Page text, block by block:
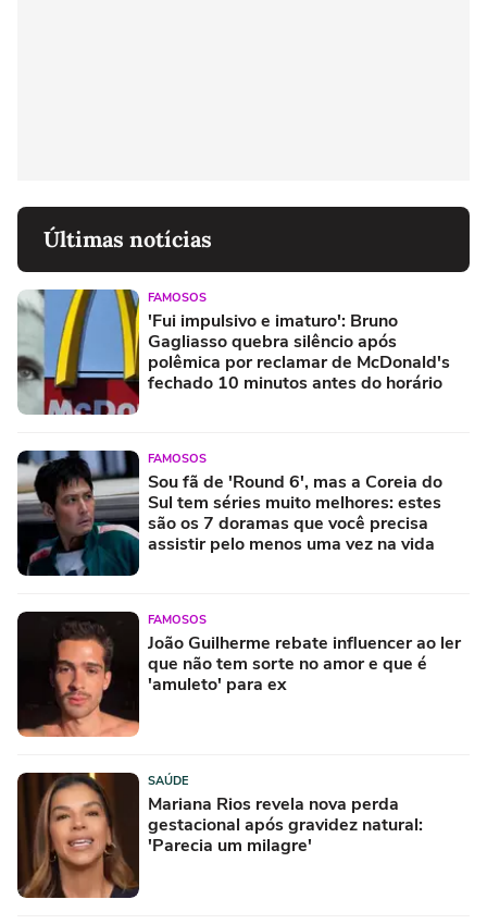
Últimas notícias
FAMOSOS
'Fui impulsivo e imaturo': Bruno
Gagliasso quebra silêncio após
polêmica por reclamar de McDonald's
fechado 10 minutos antes do horário
FAMOSOS
Sou fã de 'Round 6', mas a Coreia do
Sul tem séries muito melhores: estes
são os 7 doramas que você precisa
assistir pelo menos uma vez na vida
FAMOSOS
João Guilherme rebate influencer ao ler
que não tem sorte no amor e que é
'amuleto' para ex
SAÚDE
Mariana Rios revela nova perda
gestacional após gravidez natural:
'Parecia um milagre'